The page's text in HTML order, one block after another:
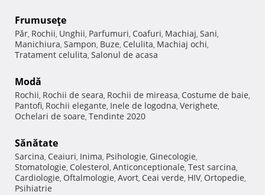
Frumuseţe
Păr, Rochii, Unghii, Parfumuri, Coafuri, Machiaj, Sani,
Manichiura, Sampon, Buze, Celulita, Machiaj ochi,
Tratament celulita, Salonul de acasa
Modă
Rochii, Rochii de seara, Rochii de mireasa, Costume de baie,
Pantofi, Rochii elegante, Inele de logodna, Verighete,
Ochelari de soare, Tendinte 2020
Sănătate
Sarcina, Ceaiuri, Inima, Psihologie, Ginecologie,
Stomatologie, Colesterol, Anticonceptionale, Test sarcina,
Cardiologie, Oftalmologie, Avort, Ceai verde, HIV, Ortopedie,
Psihiatrie